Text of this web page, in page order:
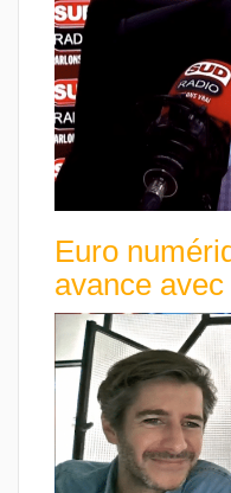
Euro
avance